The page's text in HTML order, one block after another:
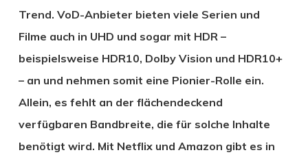
Trend. VoD-Anbieter bieten viele Serien und
Filme auch in UHD und sogar mit HDR –
beispielsweise HDR10, Dolby Vision und HDR10+
– an und nehmen somit eine Pionier-Rolle ein.
Allein, es fehlt an der flächendeckend
verfügbaren Bandbreite, die für solche Inhalte
benötigt wird. Mit Netflix und Amazon gibt es in